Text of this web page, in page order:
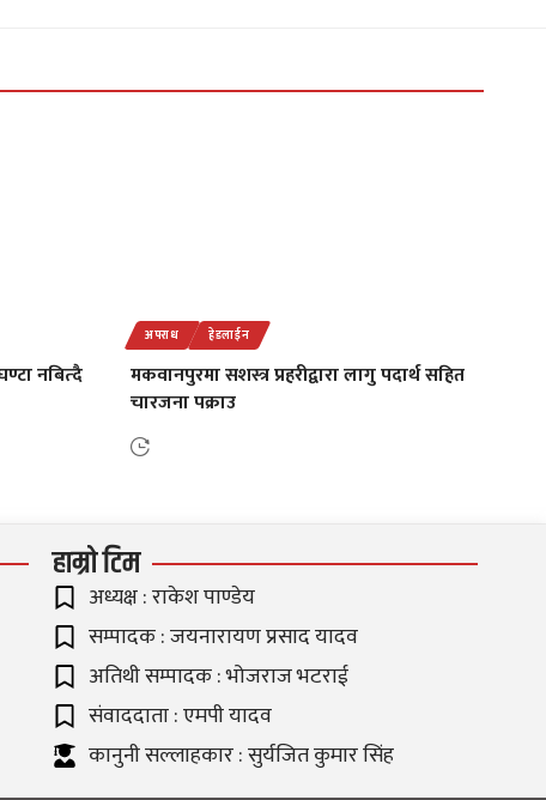
नबित्दै
अपराध हेडलाईन
मकवानपुरमा सशस्त्र प्रहरीद्वारा लागु पदार्थ सहित
चारजना पक्राउ
हाम्रो टिम
अध्यक्ष : राकेश पाण्डेय
सम्पादक : जयनारायण प्रसाद यादव
अतिथी सम्पादक : भोजराज भटराई
संवाददाता : एमपी यादव
कानुनी सल्लाहकार : सुर्यजित कुमार सिंह